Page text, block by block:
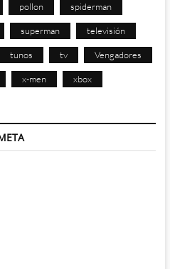
pollon spiderman
superman televisión
tunos tv Vengadores
x-men xbox